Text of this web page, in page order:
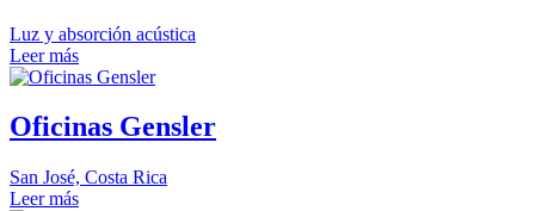
Luz y absorción acústica
Leer más
Oficinas Gensler
San José, Costa Rica
Leer más